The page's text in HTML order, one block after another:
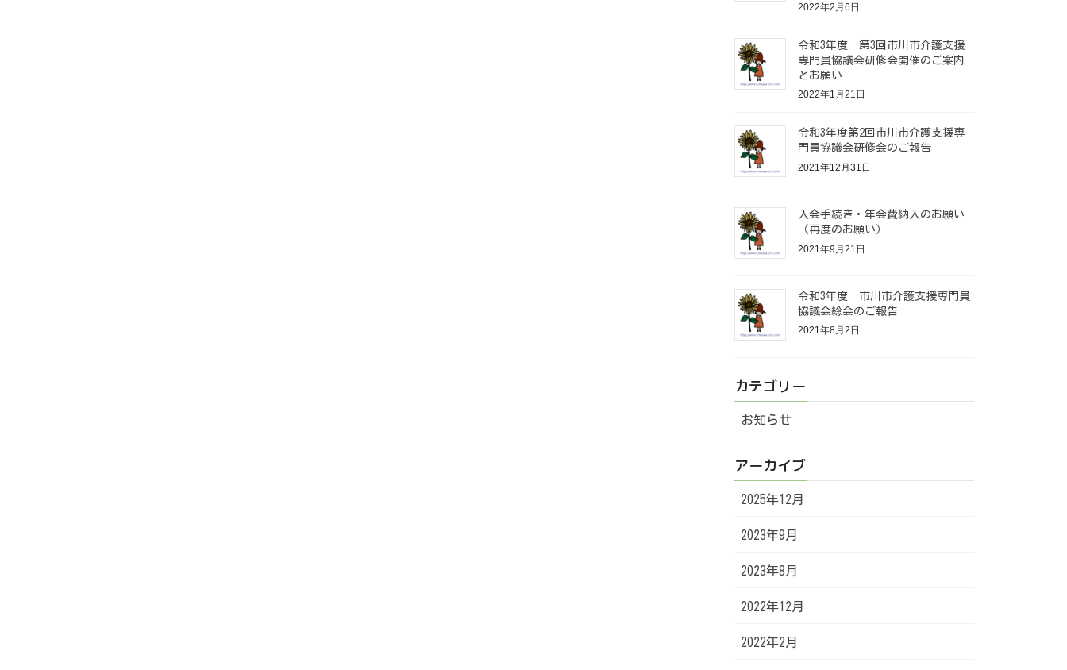
2022年2月6日
令和3年度 第3回市川市介護支援
専門員協議会研修会開催のご案内
とお願い
2022年1月21日
令和3年度第2回市川市介護支援専
門員協議会研修会のご報告
2021年12月31日
入会手続き・年会費納入のお願い
（再度のお願い）
2021年9月21日
令和3年度 市川市介護支援専門員
協議会総会のご報告
2021年8月2日
カテゴリー
お知らせ
アーカイブ
2025年12月
2023年9月
2023年8月
2022年12月
2022年2月